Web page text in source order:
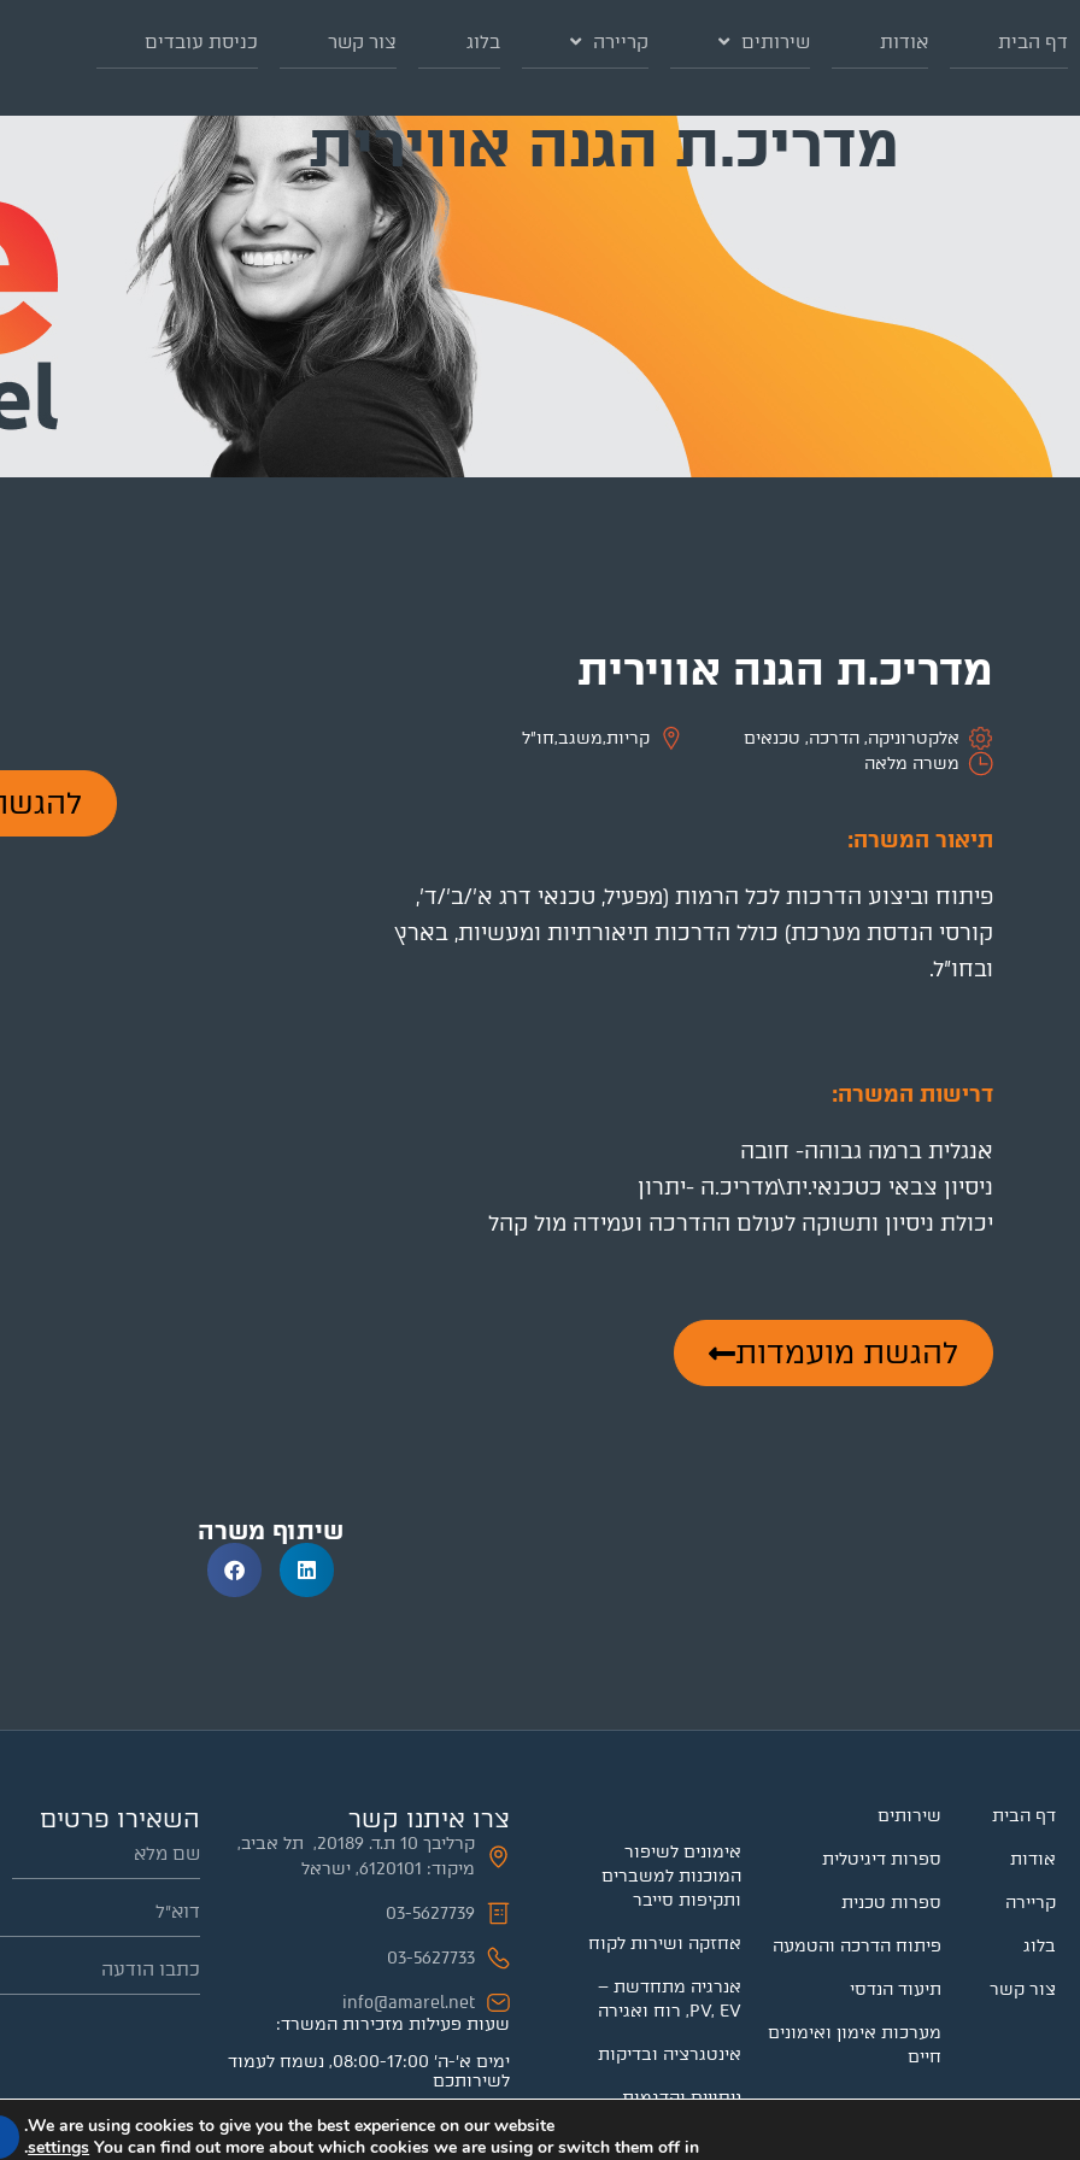
דף הבית אודות שירותים קריירה בלוג צור קשר כניסת עובדים
מדריכ.ת הגנה אווירית
מדריכ.ת הגנה אווירית
אלקטרוניקה, הדרכה, טכנאים
קריות,משגב,חו"ל
משרה מלאה
תיאור המשרה:
פיתוח וביצוע הדרכות לכל הרמות (מפעיל, טכנאי דרג א'/ב'/ד',
קורסי הנדסת מערכת) כולל הדרכות תיאורתיות ומעשיות, בארץ
ובחו"ל.
דרישות המשרה:
אנגלית ברמה גבוהה- חובה
ניסיון צבאי כטכנאי.ית\מדריכ.ה -יתרון
יכולת ניסיון ותשוקה לעולם ההדרכה ועמידה מול קהל
להגשת מועמדות
שיתוף משרה
דף הבית
אודות
קריירה
בלוג
צור קשר
שירותים
ספרות דיגיטלית
ספרות טכנית
פיתוח הדרכה והטמעה
תיעוד הנדסי
מערכות אימון ואימונים
חיים
אימונים לשיפור
המוכנות למשברים
ותקיפות סייבר
אחזקה ושירות לקוח
אנרגיה מתחדשת –
PV, EV, רוח ואגירה
אינטגרציה ובדיקות
ניסויים והדגמות
צרו איתנו קשר
קרליבך 10 ת.ד. 20189, תל אביב,
מיקוד: 6120101, ישראל
03-5627739
03-5627733
info@amarel.net
שעות פעילות מזכירות המשרד:
ימים א'-ה' 08:00-17:00, נשמח לעמוד
לשירותכם
השאירו פרטים
© כל הזכויות שמורות אמרל │ עיצוב ופיתוח ע"יwebnoise
│מדיניות פרטיות │תנאי שימוש │נגישות|קניין רוחני ובעלות על
We are using cookies to give you the best experience on our website.
You can find out more about which cookies we are using or switch them off in
settings
.